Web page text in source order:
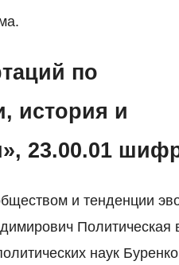
по
история и
23.00.01
и тенденции
Политическая
наук